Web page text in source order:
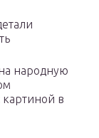
народную
в